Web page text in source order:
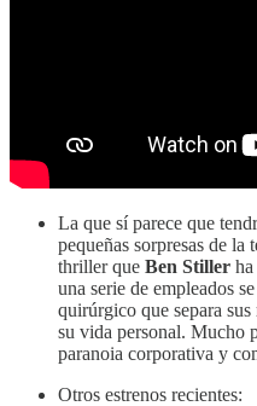
La que sí parece que
pequeñas sorpresas de la
thriller que Ben Stiller
una serie de empleados
quirúrgico que separa
su vida personal. Mucho
paranoia corporativa y
Otros estrenos recientes: